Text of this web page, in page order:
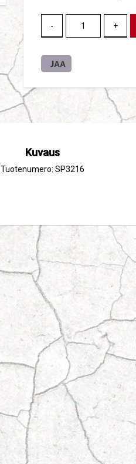
- +
JAA
Kuvaus
Tuotenumero: SP3216